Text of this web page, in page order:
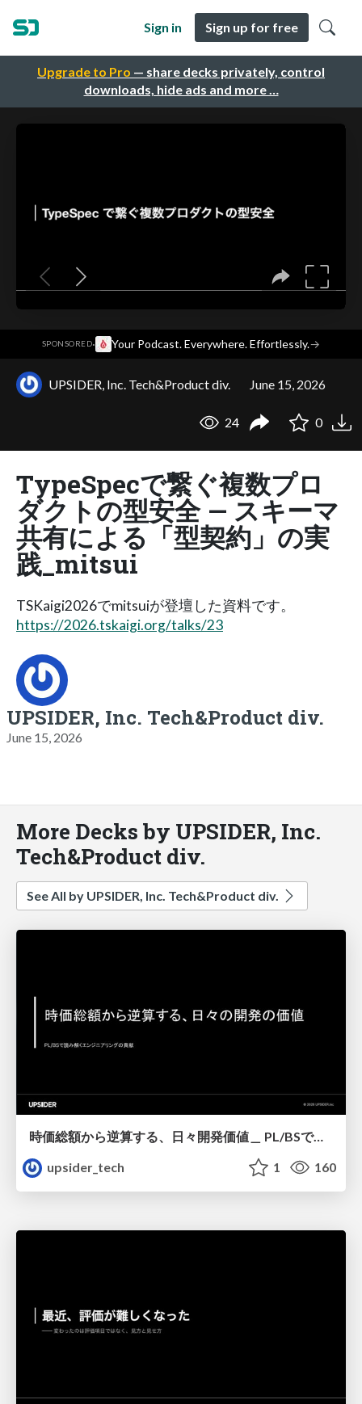
Upgrade to Pro — share decks privately, control
downloads, hide ads and more …
Sign in Sign up for free
SPONSORED· Your Podcast. Everywhere. Effortlessly.→
UPSIDER, Inc. Tech&Product div. June 15, 2026
24 0
TypeSpecで繋ぐ複数プロ
ダクトの型安全 — スキーマ
共有による「型契約」の実
践_mitsui
TSKaigi2026でmitsuiが登壇した資料です。
https://2026.tskaigi.org/talks/23
UPSIDER, Inc. Tech&Product div.
June 15, 2026
More Decks by UPSIDER, Inc.
Tech&Product div.
See All by UPSIDER, Inc. Tech&Product div.
時価総額から逆算する、日々開発価値＿ PL/BSで読み解くエンジニアリング貢献＿Kinsho
upsider_tech
1 160